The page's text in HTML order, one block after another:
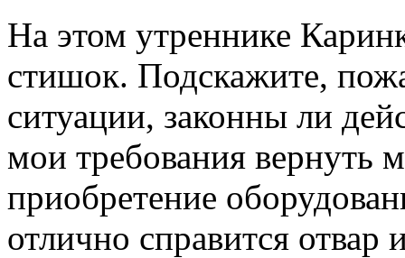
На этом утреннике
стишок. Подскажите,
ситуации, законны ли
мои требования вернуть
приобретение
отлично справится отвар